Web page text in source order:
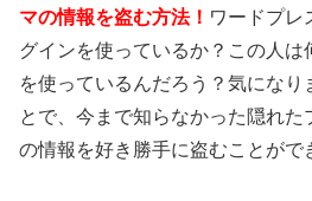
マの情報を盗む方法！ ワードプレ
グインを使っているか？この人は
を使っているんだろう？気になり
とで、今まで知らなかった隠れた
の情報を好き勝手に盗むことがで